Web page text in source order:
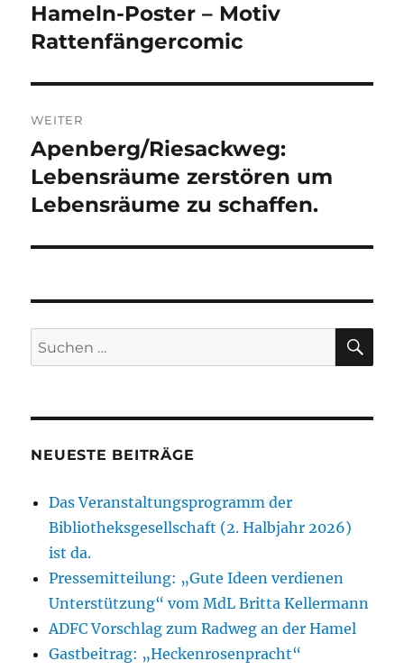
Vorheriger
Beitrag:
Hameln-Poster – Motiv
Rattenfängercomic
WEITER
Nächster
Beitrag:
Apenberg/Riesackweg:
Lebensräume zerstören um
Lebensräume zu schaffen.
Suchen
nach:
NEUESTE BEITRÄGE
Das Veranstaltungsprogramm der
Bibliotheksgesellschaft (2. Halbjahr 2026)
ist da.
Pressemitteilung: „Gute Ideen verdienen
Unterstützung“ vom MdL Britta Kellermann
ADFC Vorschlag zum Radweg an der Hamel
Gastbeitrag: „Heckenrosenpracht“